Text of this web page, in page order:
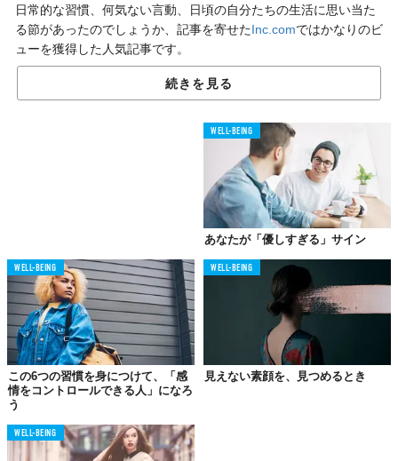
日常的な習慣、何気ない言動、日頃の自分たちの生活に思い当た
る節があったのでしょうか、記事を寄せたInc.comではかなりのビ
ューを獲得した人気記事です。
していない習慣にある
私が知る成功している人たちは、軒なみみんな優しい。これは偶
然ではありません。なぜならやりがいのあることは、たいてい一
人では成し得ないものだから。周囲との良好な関係を築くことに
よって、成功へと導いてくれるのです。それに、優しくした方が
人生も楽しくもなる。優しい人、楽しい人たちが絶対にしないこ
とがあります。例えば、こんなこと。
01.
“蚊帳の外”の人たちを無視する
続きを見る
WELL-BEING
あなたが「優しすぎる」サイン
WELL-BEING
この6つの習慣を身につけて、「感
情をコントロールできる人」になろ
う
WELL-BEING
見えない素顔を、見つめるとき
WELL-BEING